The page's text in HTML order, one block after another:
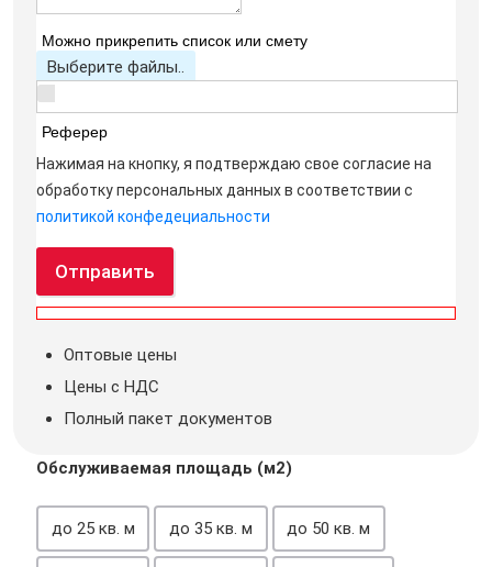
Можно прикрепить список или смету
Выберите файлы..
Реферер
Нажимая на кнопку, я подтверждаю свое согласие на
обработку персональных данных в соответствии с
политикой конфедециальности
Отправить
Оптовые цены
Цены с НДС
Полный пакет документов
Обслуживаемая площадь (м2)
до 25 кв. м до 35 кв. м до 50 кв. м